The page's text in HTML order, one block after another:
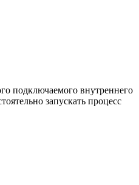
подключаемого внутреннего
запускать процесс